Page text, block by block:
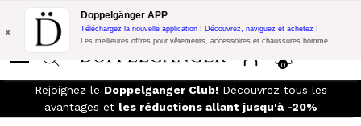
Promo Flash: 10% de réduction supplémentaire sur 300€ d'achat
avec le code:
0
x
Doppelgänger APP
Téléchargez la nouvelle application ! Découvrez, naviguez et achetez !
Les meilleures offres pour vêtements, accessoires et chaussures homme
Rejoignez le Doppelganger Club!Découvrez tous les
avantages et les réductions allant jusqu'à -20%